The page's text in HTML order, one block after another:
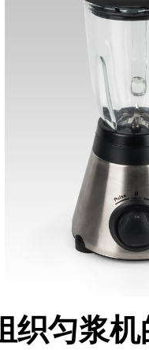
匀浆机